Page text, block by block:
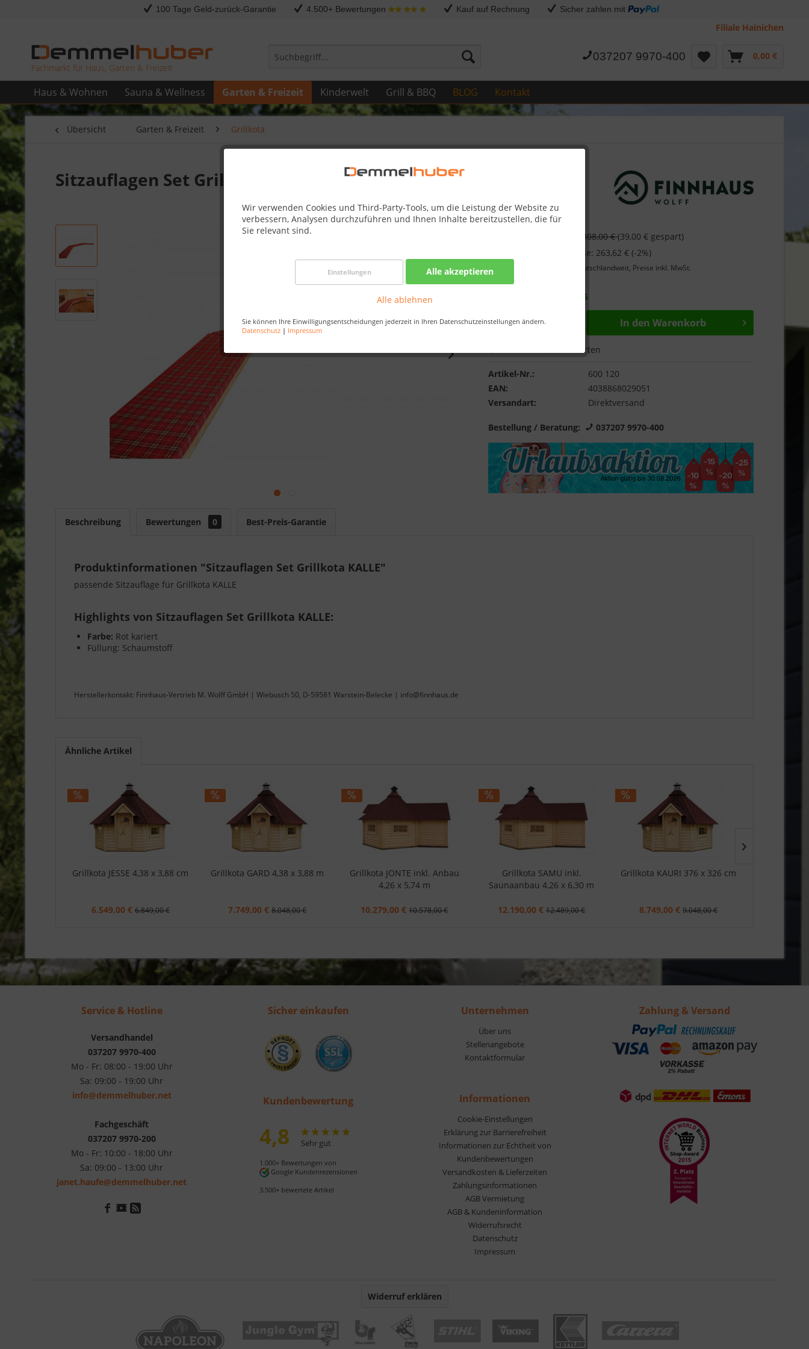
100 Tage Geld-zurück-Garantie 4.500+ Bewertungen Kauf auf Rechnung Sicher zahlen mit
Filiale Hainichen
Fachmarkt für Haus, Garten & Freizeit
037207 9970-400 0,00 €
Haus & Wohnen Sauna & Wellness Garten & Freizeit Kinderwelt Grill & BBQ BLOG Kontakt
Wir verwenden Cookies und Third-Party-Tools, um die Leistung der Website zu
verbessern, Analysen durchzuführen und Ihnen Inhalte bereitzustellen, die für
Sie relevant sind.
Einstellungen Alle akzeptieren
Alle ablehnen
Sie können Ihre Einwilligungsentscheidungen jederzeit in Ihren Datenschutzeinstellungen ändern.
Datenschutz | Impressum
Übersicht Garten & Freizeit Grillkota
Sitzauflagen Set Grillkota KALLE
308,00 €(39,00 € gespart)
Skonto-Preis bei Vorkasse: 263,62 € (-2%)
deutschlandweit, Preise inkl. MwSt.
Best-Preis-Garantie
07.09.26
In den Warenkorb
Bewerten
Artikel-Nr.:
600 120
EAN:
4038868029051
Versandart:
Direktversand
Bestellung / Beratung: 037207 9970-400
Beschreibung Bewertungen 0 Best-Preis-Garantie
Produktinformationen "Sitzauflagen Set Grillkota KALLE"
passende Sitzauflage für Grillkota KALLE
Highlights von Sitzauflagen Set Grillkota KALLE:
Farbe: Rot kariert
Füllung: Schaumstoff
Herstellerkontakt: Finnhaus-Vertrieb M. Wolff GmbH | Wiebusch 50, D-59581 Warstein-Belecke | info@finnhaus.de
Ähnliche Artikel
Grillkota JESSE 4,38 x 3,88 cm
6.549,00 € 6.849,00 €
Grillkota GARD 4,38 x 3,88 m
7.749,00 € 8.048,00 €
Grillkota JONTE inkl. Anbau
4,26 x 5,74 m
10.279,00 € 10.578,00 €
Grillkota SAMU inkl.
Saunaanbau 4,26 x 6,30 m
12.190,00 € 12.489,00 €
Grillkota KAURI 376 x 326 cm
8.749,00 € 9.048,00 €
Service & Hotline
Versandhandel
037207 9970-400
Mo - Fr: 08:00 - 19:00 Uhr
Sa: 09:00 - 19:00 Uhr
info@demmelhuber.net
Fachgeschäft
037207 9970-200
Mo - Fr: 10:00 - 18:00 Uhr
Sa: 09:00 - 13:00 Uhr
janet.haufe@demmelhuber.net
Sicher einkaufen
Kundenbewertung
4,8 Sehr gut
1.000+ Bewertungen von
Google Kundenrezensionen
3.500+ bewertete Artikel
Unternehmen
Über uns
Stellenangebote
Kontaktformular
Informationen
Cookie-Einstellungen
Erklärung zur Barrierefreiheit
Informationen zur Echtheit von
Kundenbewertungen
Versandkosten & Lieferzeiten
Zahlungsinformationen
AGB Vermietung
AGB & Kundeninformation
Widerrufsrecht
Datenschutz
Impressum
Zahlung & Versand
Widerruf erklären